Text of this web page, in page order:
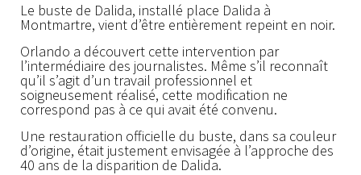
Le buste de Dalida, installé place Dalida à
Montmartre, vient d’être entièrement repeint en noir.
Orlando a découvert cette intervention par
l’intermédiaire des journalistes. Même s’il reconnaît
qu’il s’agit d’un travail professionnel et
soigneusement réalisé, cette modification ne
correspond pas à ce qui avait été convenu.
Une restauration officielle du buste, dans sa couleur
d’origine, était justement envisagée à l’approche des
40 ans de la disparition de Dalida.